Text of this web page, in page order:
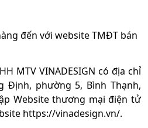
đến với website TMĐT bán
MTV VINADESIGN có địa chỉ
Định, phường 5, Bình Thạnh,
Website thương mại điện tử
https://vinadesign.vn/.